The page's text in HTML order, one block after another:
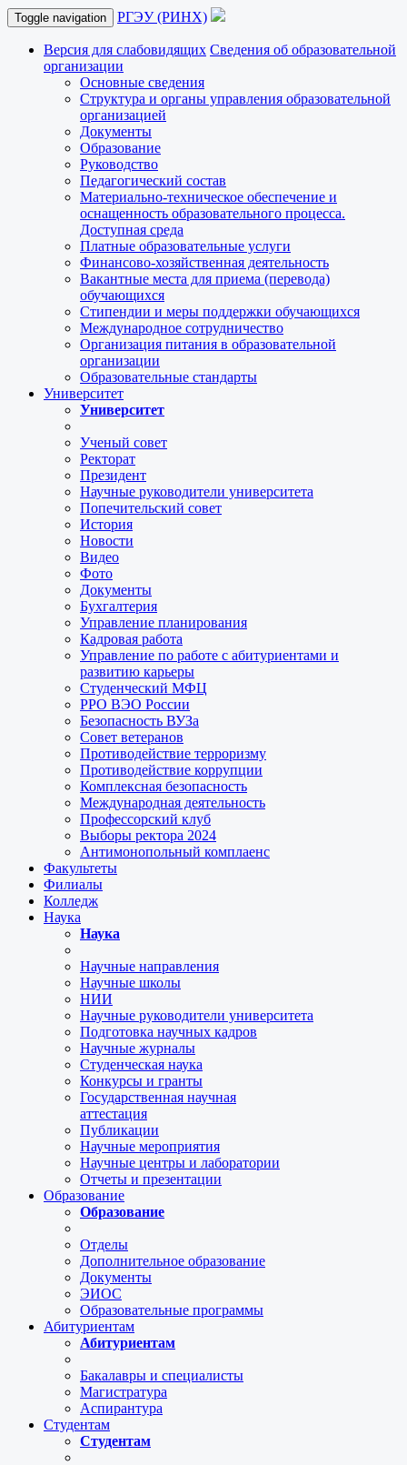
Toggle navigation РГЭУ (РИНХ)
Версия для слабовидящих Сведения об образовательной
организации
Основные сведения
Структура и органы управления образовательной
организацией
Документы
Образование
Руководство
Педагогический состав
Материально-техническое обеспечение и
оснащенность образовательного процесса.
Доступная среда
Платные образовательные услуги
Финансово-хозяйственная деятельность
Вакантные места для приема (перевода)
обучающихся
Стипендии и меры поддержки обучающихся
Международное сотрудничество
Организация питания в образовательной
организации
Образовательные стандарты
Университет
Университет
Ученый совет
Ректорат
Президент
Научные руководители университета
Попечительский совет
История
Новости
Видео
Фото
Документы
Бухгалтерия
Управление планирования
Кадровая работа
Управление по работе с абитуриентами и
развитию карьеры
Студенческий МФЦ
РРО ВЭО России
Безопасность ВУЗа
Совет ветеранов
Противодействие терроризму
Противодействие коррупции
Комплексная безопасность
Международная деятельность
Профессорский клуб
Выборы ректора 2024
Антимонопольный комплаенс
Факультеты
Филиалы
Колледж
Наука
Наука
Научные направления
Научные школы
НИИ
Научные руководители университета
Подготовка научных кадров
Научные журналы
Студенческая наука
Конкурсы и гранты
Государственная научная
аттестация
Публикации
Научные мероприятия
Научные центры и лаборатории
Отчеты и презентации
Образование
Образование
Отделы
Дополнительное образование
Документы
ЭИОС
Образовательные программы
Абитуриентам
Абитуриентам
Бакалавры и специалисты
Магистратура
Аспирантура
Студентам
Студентам